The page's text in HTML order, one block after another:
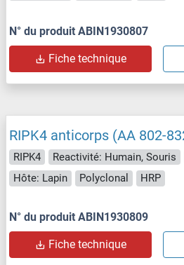
N° du produit ABIN1930807
Fiche technique
RIPK4 anticorps (AA 802-
RIPK4 Reactivité: Humain, Souris
Hôte: Lapin
Polyclonal HRP
N° du produit ABIN1930809
Fiche technique